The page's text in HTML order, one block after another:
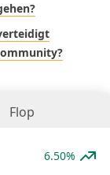
Flop
6.50%